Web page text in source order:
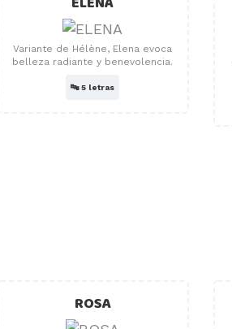
Variante de Hélène, Elena evoca
belleza radiante y benevolencia.
🔤5 letras
ROSA